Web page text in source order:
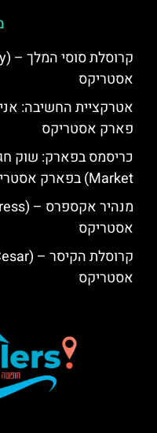
אסטריקס
פארק אסטריקס
Market) בפארק אסטריקס
אסטריקס
אסטריקס